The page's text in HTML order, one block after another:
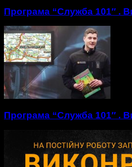
Програма “Служба 101″ .
Програма “Служба 101″ .